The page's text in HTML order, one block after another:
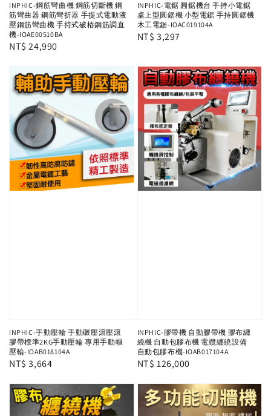
INPHIC-鋼筋彎曲機 鋼筋切斷機 鋼
筋彎曲器 鋼筋彎折器 手提式電動液
壓鋼筋彎曲機 手持式破樁鋼筋調直
機-IOAE00510BA
Regular
NT$ 24,990
INPHIC-電鋸 圓鋸機台 手持小電鋸
桌上型圓鋸機 小型電鋸 手持圓鋸機
木工電鋸-IOAC019104A
Regular
NT$ 3,297
INPHIC-手動壓輪 手動碾壓滾壓滾
膠帶標準2KG手動壓輪 專用手動輾
壓輪-IOAB018104A
Regular
NT$ 3,664
INPHIC-膠帶機 自動膠帶機 膠布纏
繞機 自動包膠布機 電纜纏繞設備
自動包膠布機-IOAB017104A
Regular
NT$ 126,000